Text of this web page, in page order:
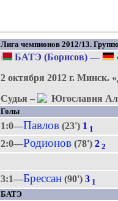
Лига чемпионов 2012/13.
БАТЭ (Борисов) —
2 октября 2012 г.Минск.
Судья –
Голы
1:0—Павлов (23') 1 1
2:0—Родионов (78')2 2
3:1—Брессан (90')3 1
БАТЭ